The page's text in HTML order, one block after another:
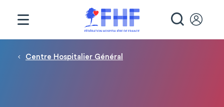
Fil d'Ariane
Centre Hospitalier Général
Panneau de gestion des cookies